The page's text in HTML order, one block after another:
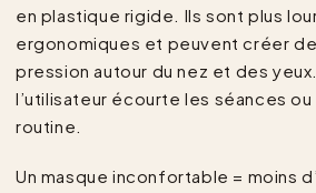
en plastique rigide. Ils sont plus
ergonomiques et peuvent créer
pression autour du nez et des
l’utilisateur écourte les séances ou
routine.
Un masque inconfortable = moins